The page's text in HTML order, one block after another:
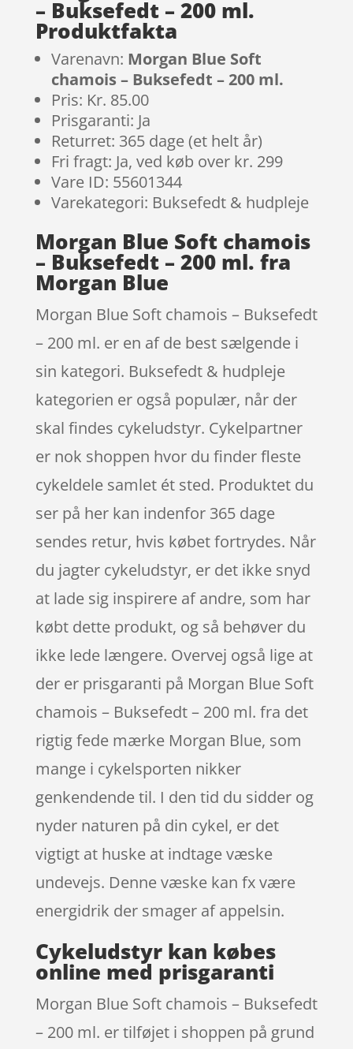
– Buksefedt – 200 ml.
Produktfakta
Varenavn: Morgan Blue Soft
chamois – Buksefedt – 200 ml.
Pris: Kr. 85.00
Prisgaranti: Ja
Returret: 365 dage (et helt år)
Fri fragt: Ja, ved køb over kr. 299
Vare ID: 55601344
Varekategori: Buksefedt & hudpleje
Morgan Blue Soft chamois
– Buksefedt – 200 ml. fra
Morgan Blue
Morgan Blue Soft chamois – Buksefedt
– 200 ml. er en af de best sælgende i
sin kategori. Buksefedt & hudpleje
kategorien er også populær, når der
skal findes cykeludstyr. Cykelpartner
er nok shoppen hvor du finder fleste
cykeldele samlet ét sted. Produktet du
ser på her kan indenfor 365 dage
sendes retur, hvis købet fortrydes. Når
du jagter cykeludstyr, er det ikke snyd
at lade sig inspirere af andre, som har
købt dette produkt, og så behøver du
ikke lede længere. Overvej også lige at
der er prisgaranti på Morgan Blue Soft
chamois – Buksefedt – 200 ml. fra det
rigtig fede mærke Morgan Blue, som
mange i cykelsporten nikker
genkendende til. I den tid du sidder og
nyder naturen på din cykel, er det
vigtigt at huske at indtage væske
undevejs. Denne væske kan fx være
energidrik der smager af appelsin.
Cykeludstyr kan købes
online med prisgaranti
Morgan Blue Soft chamois – Buksefedt
– 200 ml. er tilføjet i shoppen på grund